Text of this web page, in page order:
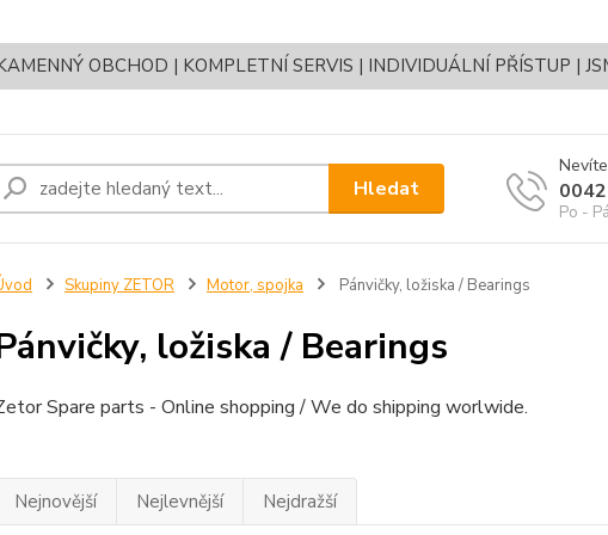
OBCHOD | KOMPLETNÍ SERVIS | INDIVIDUÁLNÍ PŘÍSTUP |
Hledat
Po -
Skupiny ZETOR Motor, spojka Pánvičky, ložiska / Bearings
ložiska / Bearings
Spare parts - Online shopping / We do shipping worlwide.
Nejnovější Nejlevnější Nejdražší